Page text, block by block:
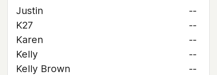
Justin
--
K27
--
Karen
--
Kelly
--
Kelly Brown
--